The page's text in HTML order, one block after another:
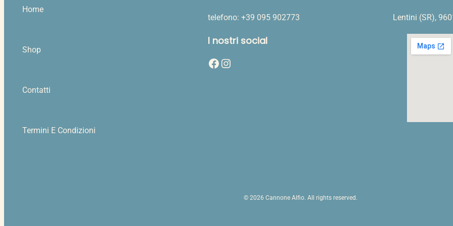
Home
Shop
Contatti
Termini E Condizioni
telefono: +39 095 902773
I nostri social
Facebook Instagram
Lentini (SR),
© 2026 Cannone Alfio. All rights reserved.